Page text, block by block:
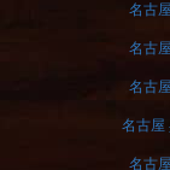
名古
名古
名古
名古屋
名古